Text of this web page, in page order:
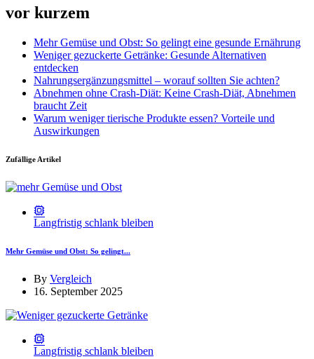
vor kurzem
Mehr Gemüse und Obst: So gelingt eine gesunde Ernährung
Weniger gezuckerte Getränke: Gesunde Alternativen
entdecken
Nahrungsergänzungsmittel – worauf sollten Sie achten?
Abnehmen ohne Crash-Diät: Keine Crash-Diät, Abnehmen
braucht Zeit
Warum weniger tierische Produkte essen? Vorteile und
Auswirkungen
Zufällige Artikel
Langfristig schlank bleiben
Mehr Gemüse und Obst: So gelingt...
By Vergleich
16. September 2025
Langfristig schlank bleiben